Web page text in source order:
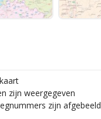
zijn weergegeven
zijn afgebeeld